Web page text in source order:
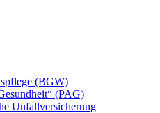
(BGW)
(PAG)
Unfallversicherung